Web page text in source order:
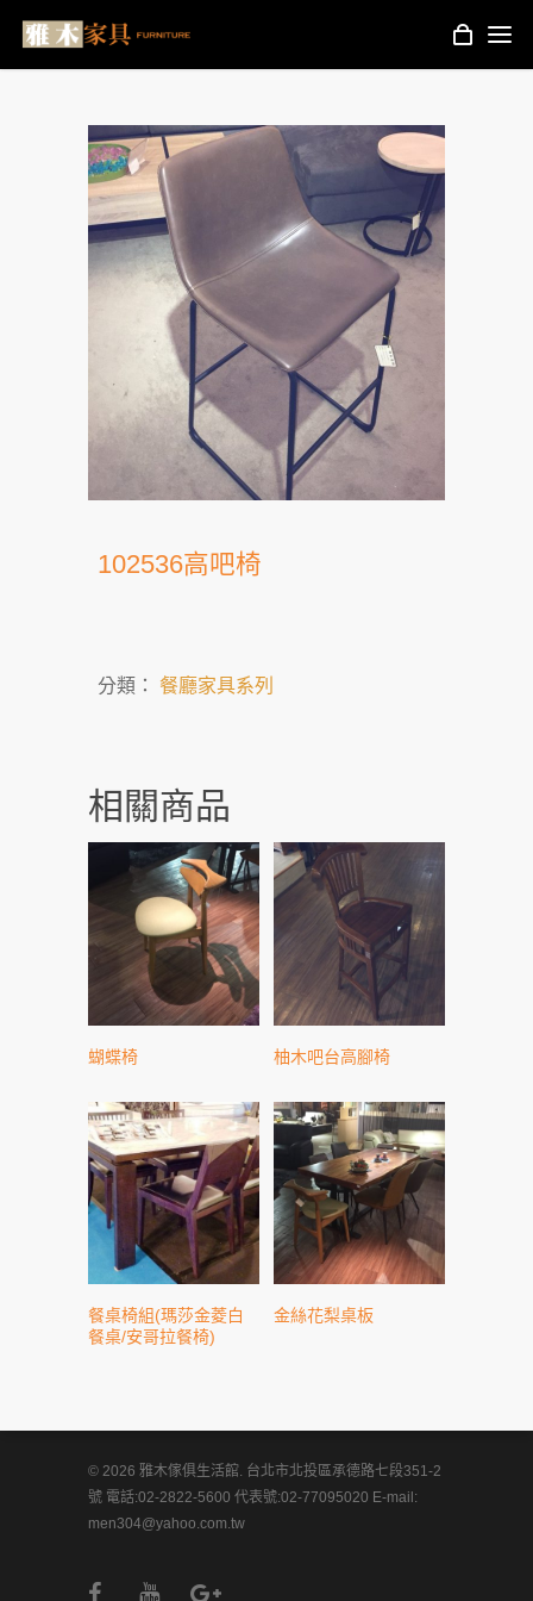
102536高吧椅
分類： 餐廳家具系列
相關商品
蝴蝶椅 柚木吧台高腳椅
餐桌椅組(瑪莎金菱白
餐桌/安哥拉餐椅)
金絲花梨桌板
© 2026 雅木傢俱生活館. 台北市北投區承德路七段351-2
號 電話:02-2822-5600 代表號:02-77095020 E-mail:
men304@yahoo.com.tw